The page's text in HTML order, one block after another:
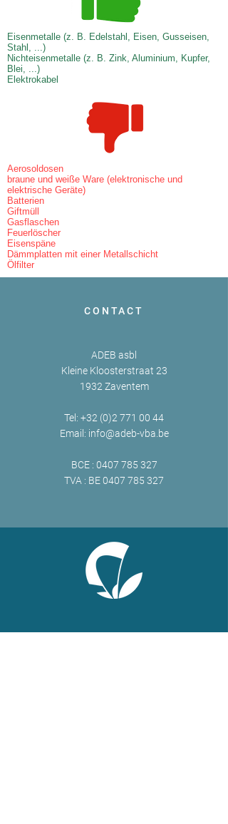
Eisenmetalle (z. B. Edelstahl, Eisen, Gusseisen,
Stahl, ...)
Nichteisenmetalle (z. B. Zink, Aluminium, Kupfer,
Blei, ...)
Elektrokabel
Aerosoldosen
braune und weiße Ware (elektronische und
elektrische Geräte)
Batterien
Giftmüll
Gasflaschen
Feuerlöscher
Eisenspäne
Dämmplatten mit einer Metallschicht
Ölfilter
CONTACT
ADEB asbl
Kleine Kloosterstraat 23
1932 Zaventem
Tel: +32 (0)2 771 00 44
Email: info@adeb-vba.be
BCE : 0407 785 327
TVA : BE0407 785 327